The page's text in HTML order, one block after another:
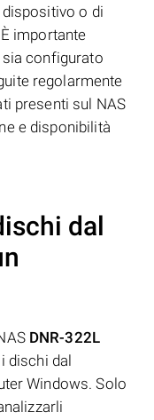
o di
importante
configurato
regolarmente
presenti sul NAS
e disponibilità
dal
DNR-322L
dischi dal
Windows. Solo